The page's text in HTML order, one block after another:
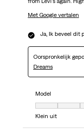
Met Google vertalen
Ja, Ik beveel dit
Oorspronkelijk
Dreams
Model
Model, 4 van 7,
Klein uit